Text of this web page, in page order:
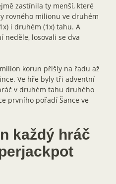
zastínila ty menší, které
rovného milionu ve druhém
i druhém (1x) tahu. A
neděle, losovali se dva
korun přišly na řadu až
Ve hře byly tři adventní
v druhém tahu druhého
prvního pořadí Šance ve
každý hráč